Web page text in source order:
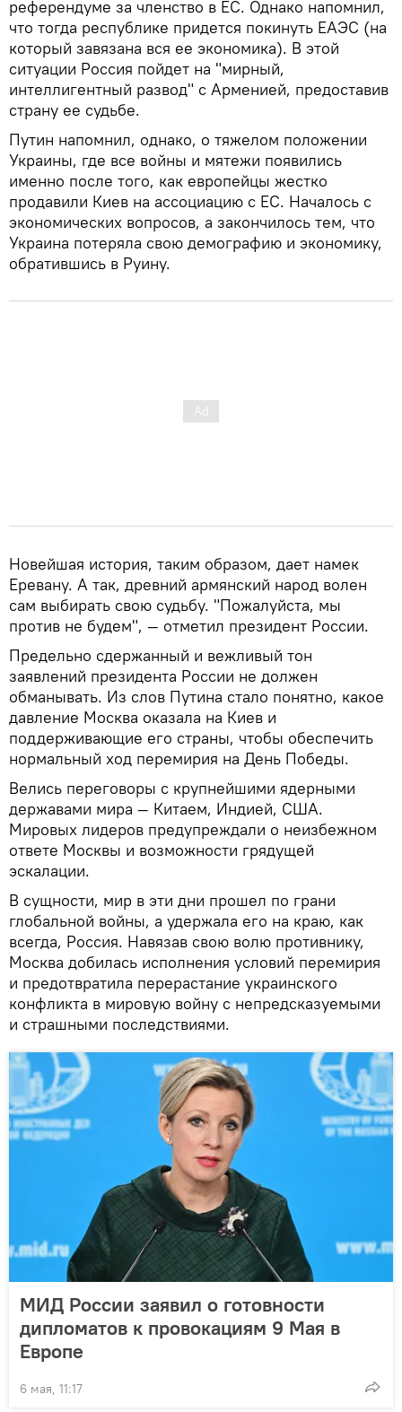
референдуме за членство в ЕС. Однако напомнил,
что тогда республике придется покинуть ЕАЭС (на
который завязана вся ее экономика). В этой
ситуации Россия пойдет на "мирный,
интеллигентный развод" с Арменией, предоставив
страну ее судьбе.
Путин напомнил, однако, о тяжелом положении
Украины, где все войны и мятежи появились
именно после того, как европейцы жестко
продавили Киев на ассоциацию с ЕС. Началось с
экономических вопросов, а закончилось тем, что
Украина потеряла свою демографию и экономику,
обратившись в Руину.
Новейшая история, таким образом, дает намек
Еревану. А так, древний армянский народ волен
сам выбирать свою судьбу. "Пожалуйста, мы
против не будем", — отметил президент России.
Предельно сдержанный и вежливый тон
заявлений президента России не должен
обманывать. Из слов Путина стало понятно, какое
давление Москва оказала на Киев и
поддерживающие его страны, чтобы обеспечить
нормальный ход перемирия на День Победы.
Велись переговоры с крупнейшими ядерными
державами мира — Китаем, Индией, США.
Мировых лидеров предупреждали о неизбежном
ответе Москвы и возможности грядущей
эскалации.
В сущности, мир в эти дни прошел по грани
глобальной войны, а удержала его на краю, как
всегда, Россия. Навязав свою волю противнику,
Москва добилась исполнения условий перемирия
и предотвратила перерастание украинского
конфликта в мировую войну с непредсказуемыми
и страшными последствиями.
МИД России заявил о готовности
дипломатов к провокациям 9 Мая в
Европе
6 мая, 11:17